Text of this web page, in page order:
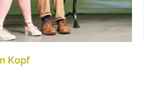
Kopf